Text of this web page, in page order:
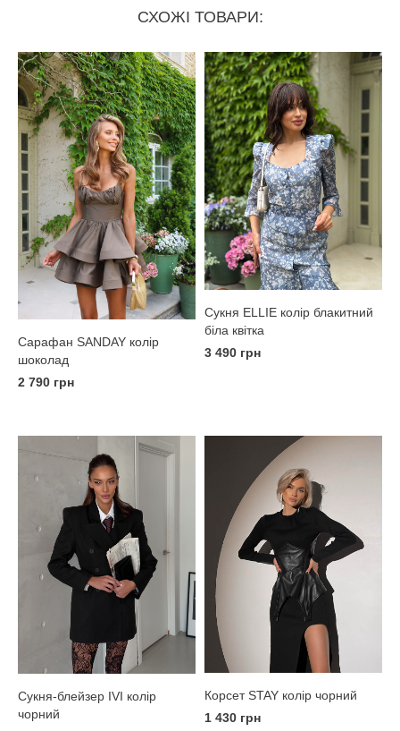
СХОЖІ ТОВАРИ:
Сарафан SANDAY колір
шоколад
2 790 грн
Сукня ELLIE колір блакитний
біла квітка
3 490 грн
Сукня-блейзер IVI колір
чорний
Корсет STAY колір чорний
1 430 грн